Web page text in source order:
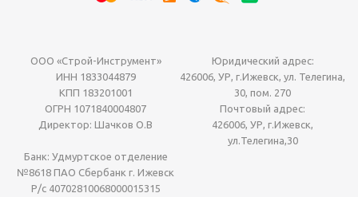
ООО «Строй-Инструмент»
ИНН 1833044879
КПП 183201001
ОГРН 1071840004807
Директор: Шачков О.В
Юридический адрес:
426006, УР, г.Ижевск, ул. Телегина,
30, пом. 270
Почтовый адрес:
426006, УР, г.Ижевск,
ул.Телегина,30
Банк: Удмуртское отделение
№8618 ПАО Сбербанк г. Ижевск
Р/с 40702810068000015315